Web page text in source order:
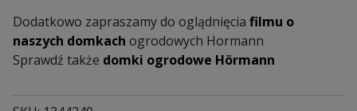
Dodatkowo zapraszamy do oglądnięcia filmu o
naszych domkach ogrodowych Hormann
Sprawdź także domki ogrodowe Hörmann